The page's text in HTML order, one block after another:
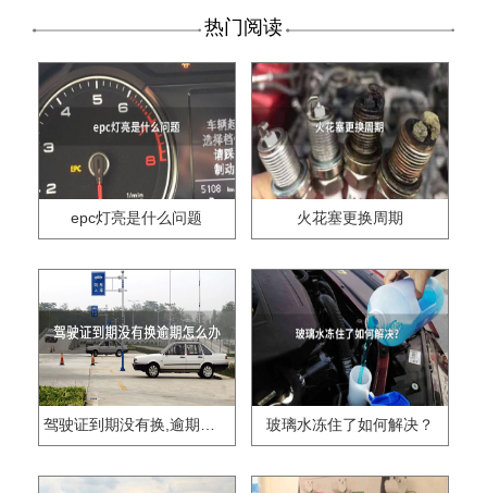
热门阅读
epc灯亮是什么问题 火花塞更换周期
驾驶证到期没有换,逾期怎么办?? 玻璃水冻住了如何解决？